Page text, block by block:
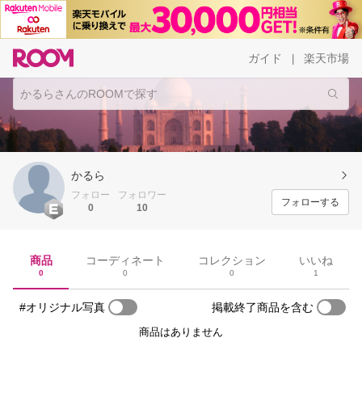
ガイド 楽天市場
かるら
フォロー
0
フォロワー
10
フォローする
商品
0
コーディネート
0
コレクション
0
いいね
1
#オリジナル写真 掲載終了商品を含む
商品はありません